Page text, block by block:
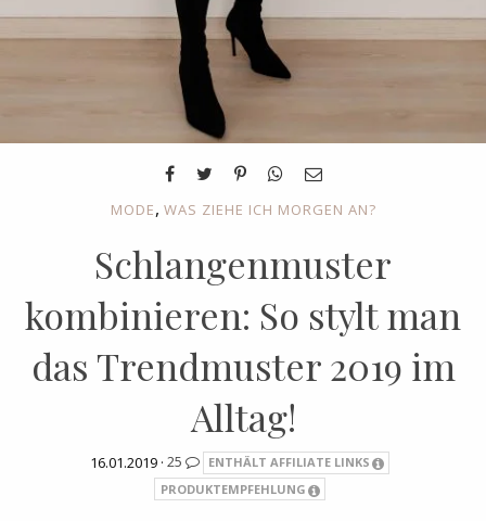
MODE, WAS ZIEHE ICH MORGEN AN?
Schlangenmuster
kombinieren: So stylt man
das Trendmuster 2019 im
Alltag!
16.01.2019 · 25
ENTHÄLT AFFILIATE LINKS
PRODUKTEMPFEHLUNG